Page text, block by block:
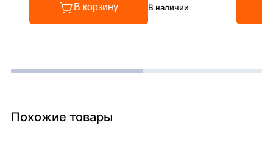
В корзину В наличии
Похожие товары